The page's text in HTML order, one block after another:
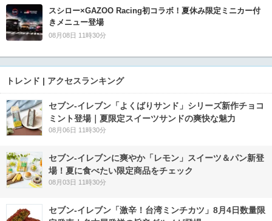
スシロー×GAZOO Racing初コラボ！夏休み限定ミニカー付
きメニュー登場
08月08日 11時30分
トレンド | アクセスランキング
セブン‐イレブン「よくばりサンド」シリーズ新作チョコ
ミント登場｜夏限定スイーツサンドの爽快な魅力
08月06日 11時30分
セブン‐イレブンに爽やか「レモン」スイーツ＆パン新登
場！夏に食べたい限定商品をチェック
08月03日 11時30分
セブン-イレブン「激辛！台湾ミンチカツ」8月4日数量限